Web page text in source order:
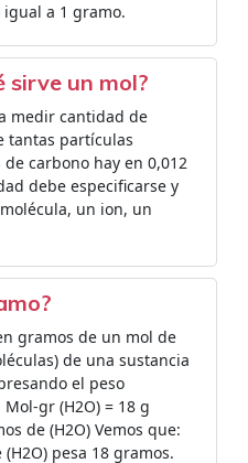
a 1 gramo.
sirve un mol?
medir cantidad de
tantas partículas
carbono hay en 0,012
debe especificarse y
un ion, un
gramos de un mol de
de una sustancia
el peso
gr (H2O) = 18 g
de (H2O) Vemos que:
pesa 18 gramos.